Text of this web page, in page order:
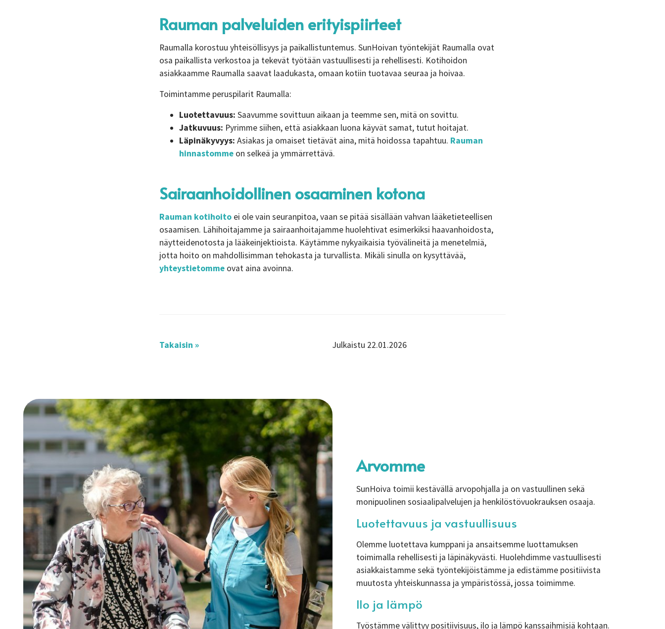
Rauman palveluiden erityispiirteet
Raumalla korostuu yhteisöllisyys ja paikallistuntemus. SunHoivan työntekijät Raumalla ovat
osa paikallista verkostoa ja tekevät työtään vastuullisesti ja rehellisesti. Kotihoidon
asiakkaamme Raumalla saavat laadukasta, omaan kotiin tuotavaa seuraa ja hoivaa.
Toimintamme peruspilarit Raumalla:
Luotettavuus: Saavumme sovittuun aikaan ja teemme sen, mitä on sovittu.
Jatkuvuus: Pyrimme siihen, että asiakkaan luona käyvät samat, tutut hoitajat.
Läpinäkyvyys: Asiakas ja omaiset tietävät aina, mitä hoidossa tapahtuu. Rauman
hinnastomme on selkeä ja ymmärrettävä.
Sairaanhoidollinen osaaminen kotona
Rauman kotihoito ei ole vain seuranpitoa, vaan se pitää sisällään vahvan lääketieteellisen
osaamisen. Lähihoitajamme ja sairaanhoitajamme huolehtivat esimerkiksi haavanhoidosta,
näytteidenotosta ja lääkeinjektioista. Käytämme nykyaikaisia työvälineitä ja menetelmiä,
jotta hoito on mahdollisimman tehokasta ja turvallista. Mikäli sinulla on kysyttävää,
yhteystietomme ovat aina avoinna.
Takaisin » Julkaistu 22.01.2026
Arvomme
SunHoiva toimii kestävällä arvopohjalla ja on vastuullinen sekä
monipuolinen sosiaalipalvelujen ja henkilöstövuokrauksen osaaja.
Luotettavuus ja vastuullisuus
Olemme luotettava kumppani ja ansaitsemme luottamuksen
toimimalla rehellisesti ja läpinäkyvästi. Huolehdimme vastuullisesti
asiakkaistamme sekä työntekijöistämme ja edistämme positiivista
muutosta yhteiskunnassa ja ympäristössä, jossa toimimme.
Ilo ja lämpö
Työstämme välittyy positiivisuus, ilo ja lämpö kanssaihmisiä kohtaan.